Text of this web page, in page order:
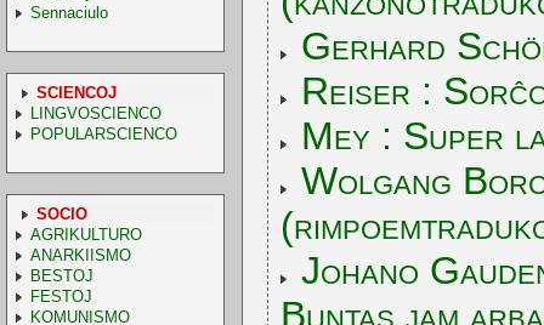
Sennaciulo
SCIENCOJ
LINGVOSCIENCO
POPULARSCIENCO
SOCIO
AGRIKULTURO
ANARKIISMO
BESTOJ
FESTOJ
KOMUNISMO
Gerhard
Reiser :
Mey : Super
Wolgang
Johano
Buntas jam